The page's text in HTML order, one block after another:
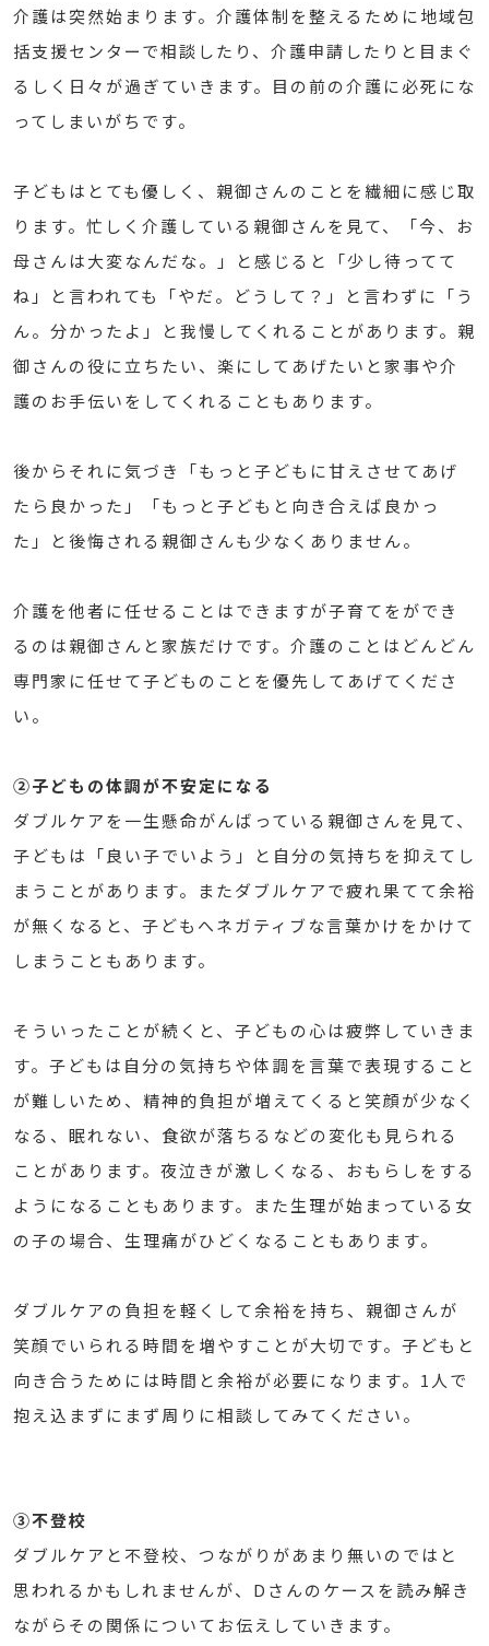
介護は突然始まります。介護体制を整えるために地域包
括支援センターで相談したり、介護申請したりと目まぐ
るしく日々が過ぎていきます。目の前の介護に必死にな
ってしまいがちです。
子どもはとても優しく、親御さんのことを繊細に感じ取
ります。忙しく介護している親御さんを見て、「今、お
母さんは大変なんだな。」と感じると「少し待ってて
ね」と言われても「やだ。どうして？」と言わずに「う
ん。分かったよ」と我慢してくれることがあります。親
御さんの役に立ちたい、楽にしてあげたいと家事や介
護のお手伝いをしてくれることもあります。
後からそれに気づき「もっと子どもに甘えさせてあげ
たら良かった」「もっと子どもと向き合えば良かっ
た」と後悔される親御さんも少なくありません。
介護を他者に任せることはできますが子育てをができ
るのは親御さんと家族だけです。介護のことはどんどん
専門家に任せて子どものことを優先してあげてくださ
い。
②子どもの体調が不安定になる
ダブルケアを一生懸命がんばっている親御さんを見て、
子どもは「良い子でいよう」と自分の気持ちを抑えてし
まうことがあります。またダブルケアで疲れ果てて余裕
が無くなると、子どもへネガティブな言葉かけをかけて
しまうこともあります。
そういったことが続くと、子どもの心は疲弊していきま
す。子どもは自分の気持ちや体調を言葉で表現すること
が難しいため、精神的負担が増えてくると笑顔が少なく
なる、眠れない、食欲が落ちるなどの変化も見られる
ことがあります。夜泣きが激しくなる、おもらしをする
ようになることもあります。また生理が始まっている女
の子の場合、生理痛がひどくなることもあります。
ダブルケアの負担を軽くして余裕を持ち、親御さんが
笑顔でいられる時間を増やすことが大切です。子どもと
向き合うためには時間と余裕が必要になります。1人で
抱え込まずにまず周りに相談してみてください。
③不登校
ダブルケアと不登校、つながりがあまり無いのではと
思われるかもしれませんが、Dさんのケースを読み解き
ながらその関係についてお伝えしていきます。